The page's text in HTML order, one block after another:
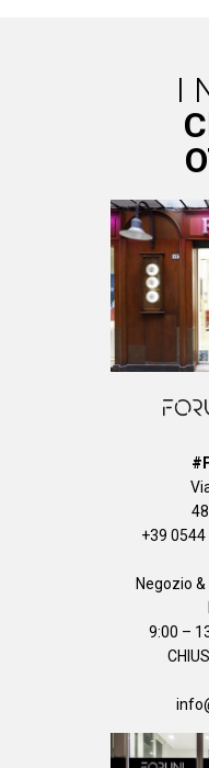
I
+39
Negozio
9:00 –